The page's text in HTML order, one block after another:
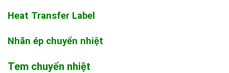
Heat Transfer Label
Nhãn ép chuyển nhiệt
Tem chuyển nhiệt